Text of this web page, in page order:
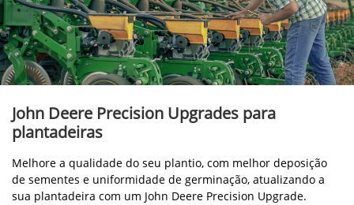
John Deere Precision Upgrades para
plantadeiras
Melhore a qualidade do seu plantio, com melhor deposição
de sementes e uniformidade de germinação, atualizando a
sua plantadeira com um John Deere Precision Upgrade.